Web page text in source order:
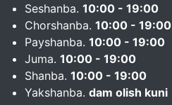
Seshanba. 10:00 - 19:00
Chorshanba. 10:00 - 19:00
Payshanba. 10:00 - 19:00
Juma. 10:00 - 19:00
Shanba. 10:00 - 19:00
Yakshanba. dam olish kuni